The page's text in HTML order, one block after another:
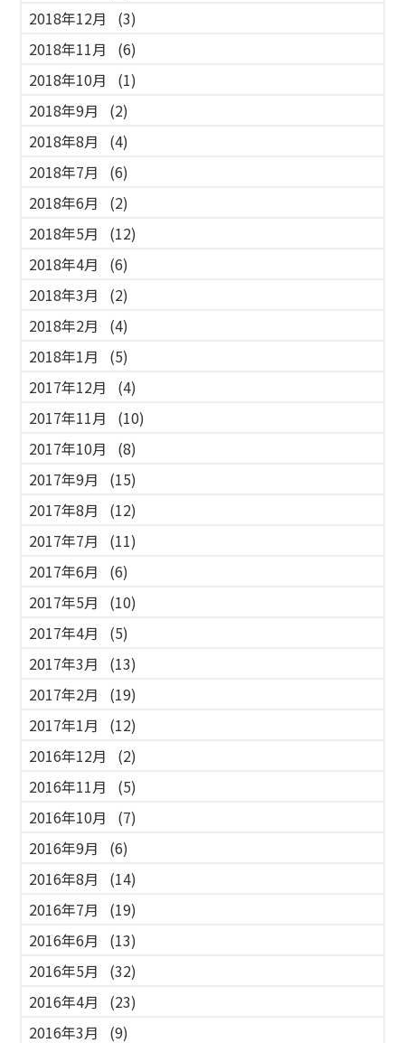
2018年12月
(3)
2018年11月
(6)
2018年10月
(1)
2018年9月
(2)
2018年8月
(4)
2018年7月
(6)
2018年6月
(2)
2018年5月
(12)
2018年4月
(6)
2018年3月
(2)
2018年2月
(4)
2018年1月
(5)
2017年12月
(4)
2017年11月
(10)
2017年10月
(8)
2017年9月
(15)
2017年8月
(12)
2017年7月
(11)
2017年6月
(6)
2017年5月
(10)
2017年4月
(5)
2017年3月
(13)
2017年2月
(19)
2017年1月
(12)
2016年12月
(2)
2016年11月
(5)
2016年10月
(7)
2016年9月
(6)
2016年8月
(14)
2016年7月
(19)
2016年6月
(13)
2016年5月
(32)
2016年4月
(23)
2016年3月
(9)